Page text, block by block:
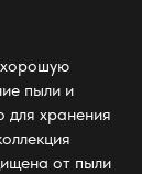
хорошую
пыли и
для хранения
от пыли